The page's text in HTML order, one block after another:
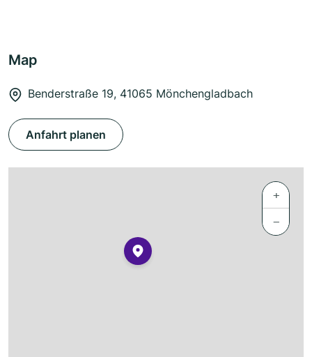
Map
Benderstraße 19, 41065 Mönchengladbach
Anfahrt planen
+
−